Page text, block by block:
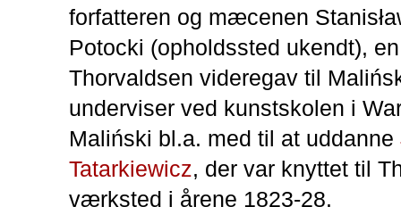
forfatteren og mæcenen
Potocki (opholdssted ukendt),
Thorvaldsen videregav til
underviser ved kunstskolen i
Maliński bl.a. med til at uddanne
Tatarkiewicz, der var knyttet til
værksted i årene 1823-28.